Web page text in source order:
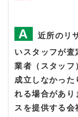
近所のリ
いスタッフが査
業者（スタッフ
成立しなかった
れる場合があり
スを提供する